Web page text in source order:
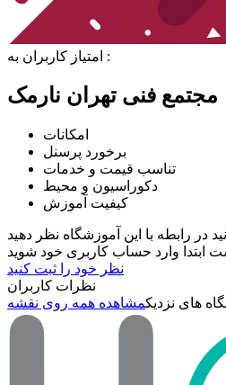
امتیاز کاربران به :
مجتمع فنی تهران نارمک
امکانات
برخورد پرسنل
تناسب قیمت و خدمات
دکوراسیون و محیط
کیفیت آموزش
در رابطه با این آموزشگاه نظر دهید
نظر خود را ثبت کنید
نظرات کاربران
های نزدیکمشاهده همه روی نقشه